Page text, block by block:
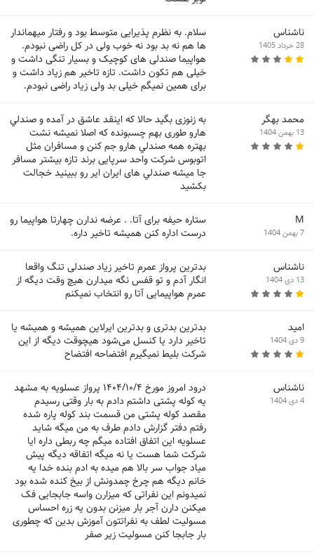
ناشناس
28 خرداد 1405
سلام. به نظرم پذیرایی متوسط بود و رفتار میهماندار
ها هم نه بد بود نه خوب ولی در کل راضی نبودم.
هواپیما صندلی های کوچیک و بسیار تنگی داشت و
خیلی هم تکون داشت. تازه تاخیر هم زیاد داشت و
برای همین نمیگم خیلی بد ولی زیاد راضی نبودم.
محمد بهگر
13 بهمن 1404
به زنوزی بگيد حالا که اینقد عاشق در آمده و صندلي
هارو طوری بهم چسبونده که اصلا نمیشه نشت
بهتره همه صندلي هارو جم کنن و مسافران مثل
اتوبوس شرکت واحد سرپایی برند تازه بیشتر مسافر
جا میشه صندلي های ایران ایر رو ببینید خجالت
بکشید
M
7 بهمن 1404
ستاره حیفه برای آتا. . عرضه ندارن چهارتا هواپیما رو
درست اداره کنن همیشه تاخیر داره.
ناشناس
13 دی 1404
بدترین پرواز عمرم تاخیر زیاد صندلی تنگ واقعا
انگار آدم‌ و تو قفس نگه میدارن هیچ وقت دیگه از
عمرم هواپیمایی آتا رو انتخاب نمیکنم
امید
9 دی 1404
بدترین بدتری و بدترین ایرلاین همیشه و همیشه یا
تاخیر دارد یا کنسل می‌شود هیچوقت دیگه از این
شرکت بلیط نمیگیرم افتضاحه افتضاح
ناشناس
4 دی 1404
درود امروز مورخ ۱۴۰۴/۱۰/۴ پرواز عسلویه به مشهد
یه کوله پشتی داشتم دادم به بار وقتی رسیدم
مقصد کوله پشتی من قسمت بند کوله پاره شده
رفتم دفتر گزارش دادم طرف به من میگه شاید
عسلویه این اتفاق افتاده میگم چه ربطی داره ایا
شرکت شما هست یا نه میگه اتفاقه دیگه پیش
میاد جواب سر بالا هم میده به ادم بنده خدا یه
خانم دیگه هم چرخ چمدونش از بیخ کنده شده بود
نمیدونم این نفراتی که میزارن واسه جابجایی فک
میکنن دارن آجر بار میزنن بدون یه زره احساس
مسولیت لطف به نفراتتون آموزش بدین که چطوری
بار جابجا کنن مسولیت زیر صفر